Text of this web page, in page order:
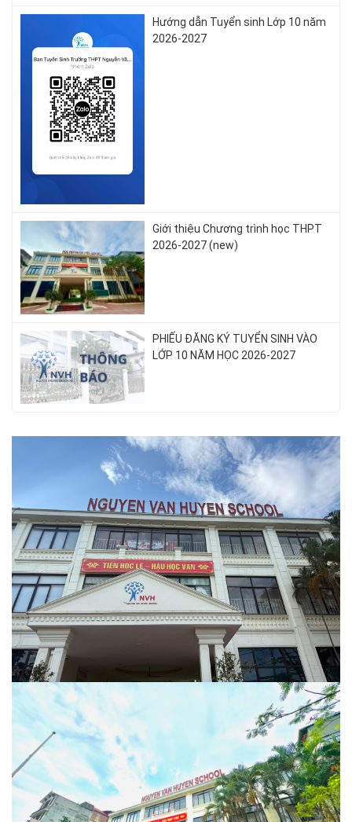
Hướng dẫn Tuyển sinh Lớp 10 năm
2026-2027
Giới thiệu Chương trình học THPT
2026-2027 (new)
PHIẾU ĐĂNG KÝ TUYỂN SINH VÀO
LỚP 10 NĂM HỌC 2026-2027